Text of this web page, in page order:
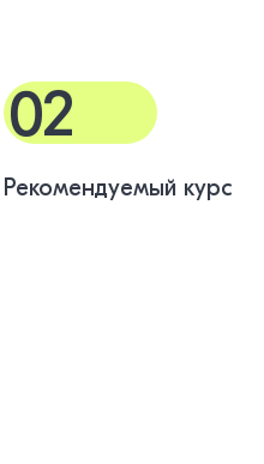
02
Рекомендуемый курс